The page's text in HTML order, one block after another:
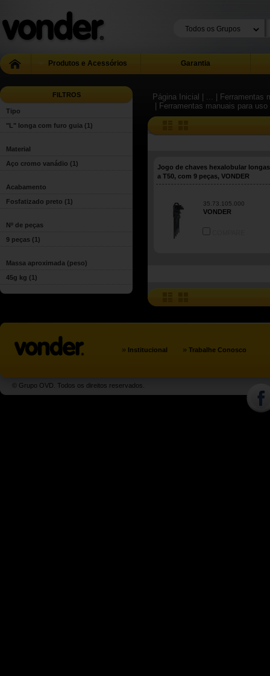
Produtos e Acessórios Garantia
FILTROS
Tipo
"L" longa com furo guia (1)
Material
Aço cromo vanádio (1)
Acabamento
Fosfatizado preto (1)
Nº de peças
9 peças (1)
Massa aproximada (peso)
45g kg (1)
Página Inicial | ...
|
| Ferramentas manuais para uso
Jogo de chaves hexalobular
a T50, com 9 peças, VONDER
35.73.105.000
VONDER
» Institucional » Trabalhe Conosco
© Grupo OVD. Todos os direitos reservados.